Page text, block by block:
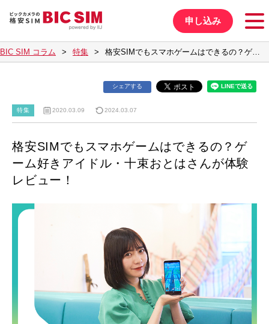
申し込み
BIC SIM コラム 特集 格安SIMでもスマホゲームはできるの？ゲ…
シェアする
特集 2020.03.09 2024.03.07
格安SIMでもスマホゲームはできるの？ゲ
ーム好きアイドル・十束おとはさんが体験
レビュー！